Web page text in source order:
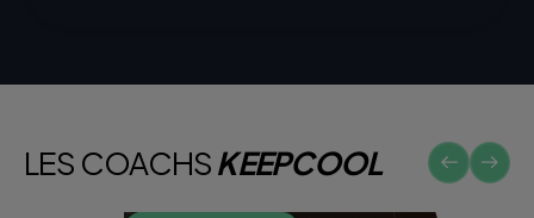
LES COACHSKEEPCOOL